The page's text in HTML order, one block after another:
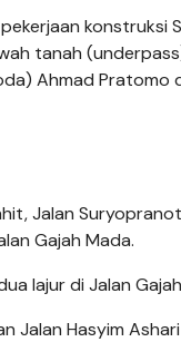
konstruksi
tanah
Ahmad Pratomo
Jalan
Gajah Mada.
lajur di Jalan
Jalan Hasyim